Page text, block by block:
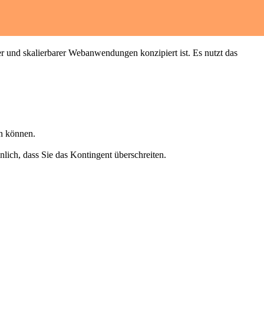
skalierbarer Webanwendungen konzipiert ist. Es nutzt das
können.
dass Sie das Kontingent überschreiten.